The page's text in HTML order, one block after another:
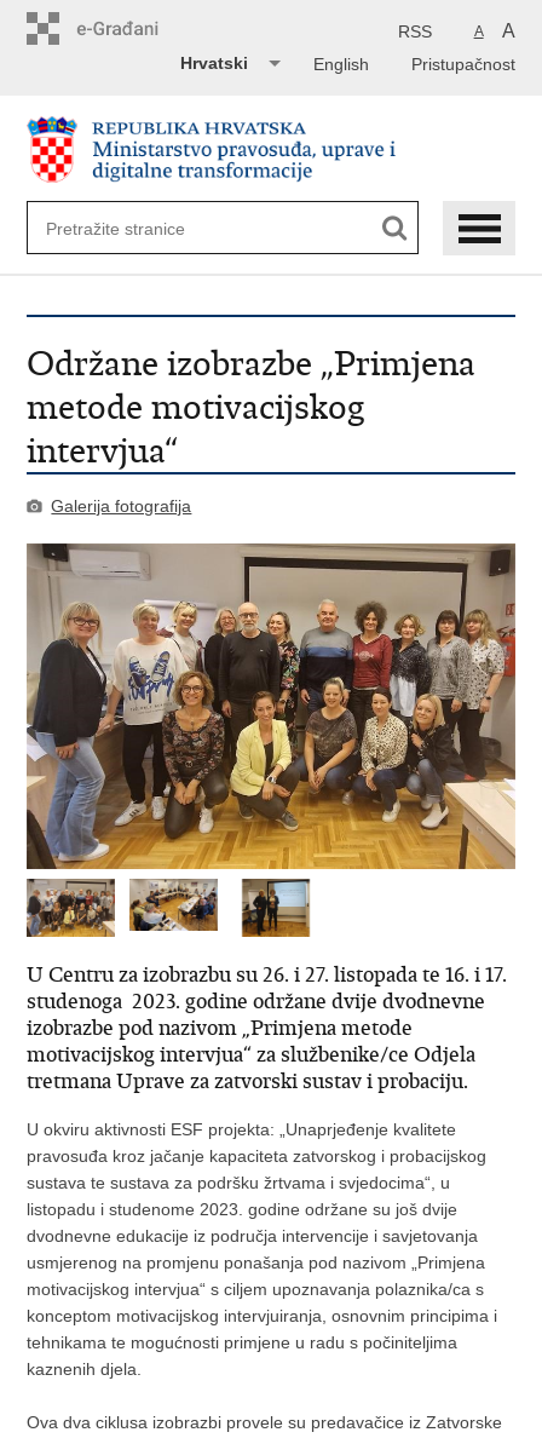
A A
RSS
Pristupačnost
English
Hrvatski
Održane izobrazbe „Primjena
metode motivacijskog
intervjua“
Galerija fotografija
U Centru za izobrazbu su 26. i 27. listopada te 16. i 17.
studenoga 2023. godine održane dvije dvodnevne
izobrazbe pod nazivom „Primjena metode
motivacijskog intervjua“ za službenike/ce Odjela
tretmana Uprave za zatvorski sustav i probaciju.
U okviru aktivnosti ESF projekta: „Unaprjeđenje kvalitete
pravosuđa kroz jačanje kapaciteta zatvorskog i probacijskog
sustava te sustava za podršku žrtvama i svjedocima“, u
listopadu i studenome 2023. godine održane su još dvije
dvodnevne edukacije iz područja intervencije i savjetovanja
usmjerenog na promjenu ponašanja pod nazivom „Primjena
motivacijskog intervjua“ s ciljem upoznavanja polaznika/ca s
konceptom motivacijskog intervjuiranja, osnovnim principima i
tehnikama te mogućnosti primjene u radu s počiniteljima
kaznenih djela.
Ova dva ciklusa izobrazbi provele su predavačice iz Zatvorske